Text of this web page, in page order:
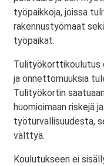
työpaikkoja, joissa
rakennustyömaat
työpaikat.
Tulityökorttikoulutus
ja onnettomuuksia
Tulityökortin
huomioimaan riskejä
työturvallisuudesta,
välttyä.
Koulutukseen ei